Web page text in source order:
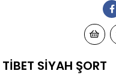
TİBET SİYAH ŞORT